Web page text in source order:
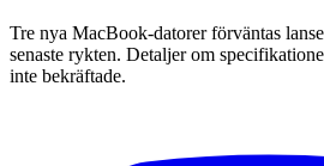
Tre nya MacBook-datorer förväntas
senaste rykten. Detaljer om
inte bekräftade.